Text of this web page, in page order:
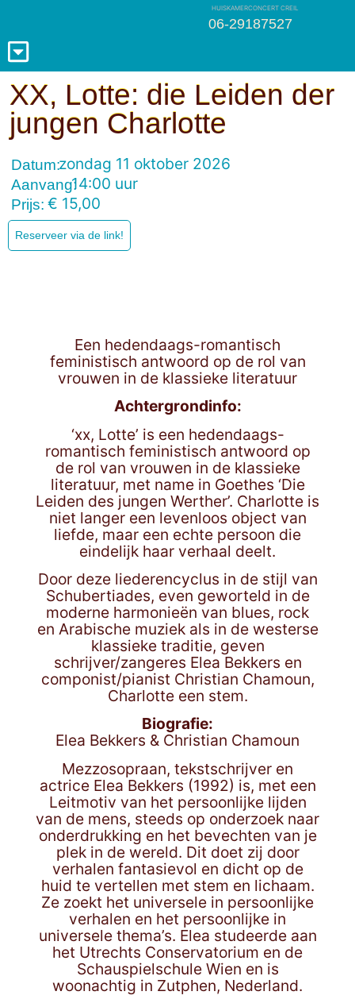
HUISKAMERCONCERT CREIL
06-29187527
XX, Lotte: die Leiden der
jungen Charlotte
Reserveer via de link!
zondag 11 oktober 2026
Datum:
Aanvang:14:00 uur
Prijs: € 15,00
Een hedendaags-romantisch
feministisch antwoord op de rol van
vrouwen in de klassieke literatuur
Achtergrondinfo:
‘xx, Lotte’ is een hedendaags-
romantisch feministisch antwoord op
de rol van vrouwen in de klassieke
literatuur, met name in Goethes ‘Die
Leiden des jungen Werther’. Charlotte is
niet langer een levenloos object van
liefde, maar een echte persoon die
eindelijk haar verhaal deelt.
Door deze liederencyclus in de stijl van
Schubertiades, even geworteld in de
moderne harmonieën van blues, rock
en Arabische muziek als in de westerse
klassieke traditie, geven
schrijver/zangeres Elea Bekkers en
componist/pianist Christian Chamoun,
Charlotte een stem.
Biografie:
Elea Bekkers & Christian Chamoun
Mezzosopraan, tekstschrijver en
actrice Elea Bekkers (1992) is, met een
Leitmotiv van het persoonlijke lijden
van de mens, steeds op onderzoek naar
onderdrukking en het bevechten van je
plek in de wereld. Dit doet zij door
verhalen fantasievol en dicht op de
huid te vertellen met stem en lichaam.
Ze zoekt het universele in persoonlijke
verhalen en het persoonlijke in
universele thema’s. Elea studeerde aan
het Utrechts Conservatorium en de
Schauspielschule Wien en is
woonachtig in Zutphen, Nederland.